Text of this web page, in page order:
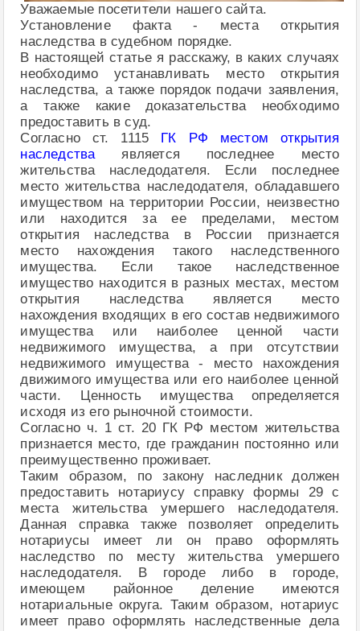
Уважаемые посетители нашего сайта.
Установление факта - места открытия
наследства в судебном порядке.
В настоящей статье я расскажу, в каких случаях
необходимо устанавливать место открытия
наследства, а также порядок подачи заявления,
а также какие доказательства необходимо
предоставить в суд.
Согласно ст. 1115 ГК РФ местом открытия
наследства является последнее место
жительства наследодателя. Если последнее
место жительства наследодателя, обладавшего
имуществом на территории России, неизвестно
или находится за ее пределами, местом
открытия наследства в России признается
место нахождения такого наследственного
имущества. Если такое наследственное
имущество находится в разных местах, местом
открытия наследства является место
нахождения входящих в его состав недвижимого
имущества или наиболее ценной части
недвижимого имущества, а при отсутствии
недвижимого имущества - место нахождения
движимого имущества или его наиболее ценной
части. Ценность имущества определяется
исходя из его рыночной стоимости.
Согласно ч. 1 ст. 20 ГК РФ местом жительства
признается место, где гражданин постоянно или
преимущественно проживает.
Таким образом, по закону наследник должен
предоставить нотариусу справку формы 29 с
места жительства умершего наследодателя.
Данная справка также позволяет определить
нотариусы имеет ли он право оформлять
наследство по месту жительства умершего
наследодателя. В городе либо в городе,
имеющем районное деление имеются
нотариальные округа. Таким образом, нотариус
имеет право оформлять наследственные дела